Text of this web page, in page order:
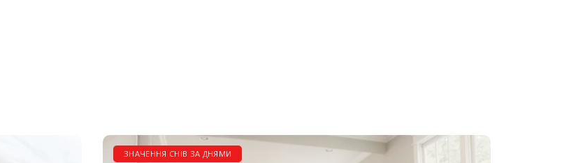
ЗНАЧЕННЯ СНІВ ЗА ДНЯМИ